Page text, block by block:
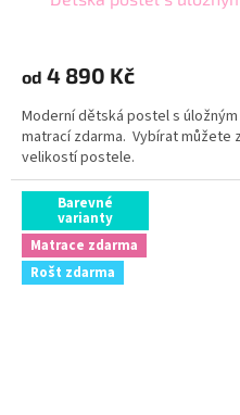
od 4 890 Kč
Moderní dětská postel s
matrací zdarma. Vybírat můžete
velikostí postele.
Barevné
varianty
Matrace zdarma
Rošt zdarma